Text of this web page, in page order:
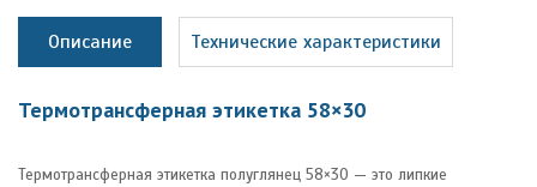
Описание Технические характеристики
Термотрансферная этикетка 58×30
Термотрансферная этикетка полуглянец 58×30 — это липкие